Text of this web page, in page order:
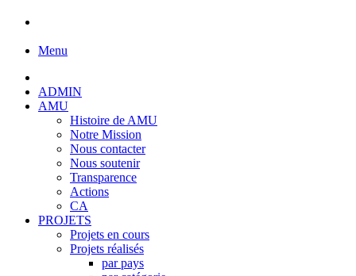
Menu
ADMIN
AMU
Histoire de AMU
Notre Mission
Nous contacter
Nous soutenir
Transparence
Actions
CA
PROJETS
Projets en cours
Projets réalisés
par pays